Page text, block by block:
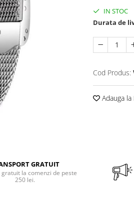
IN STOC
Durata de
Cod Produs:
Adauga la
GRATUIT
la comenzi de peste
250 lei.